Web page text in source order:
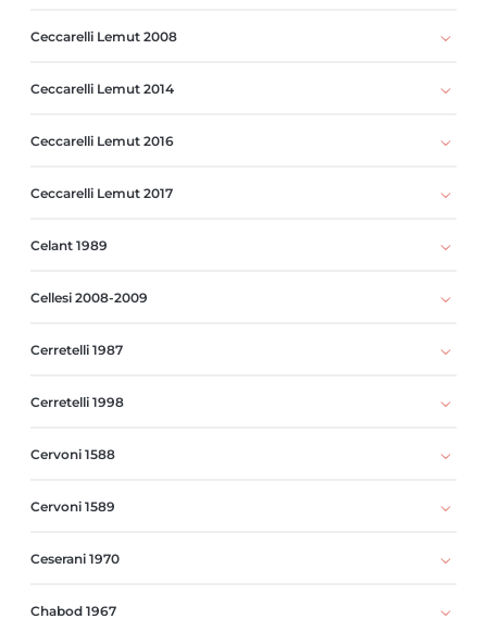
Ceccarelli Lemut 2008
Ceccarelli Lemut 2014
Ceccarelli Lemut 2016
Ceccarelli Lemut 2017
Celant 1989
Cellesi 2008-2009
Cerretelli 1987
Cerretelli 1998
Cervoni 1588
Cervoni 1589
Ceserani 1970
Chabod 1967